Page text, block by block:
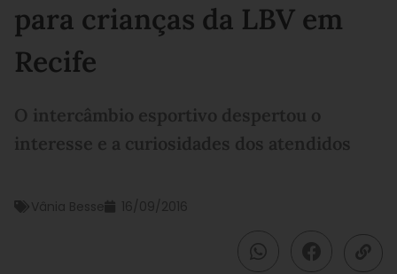
para crianças da LBV em
Recife
O intercâmbio esportivo despertou o
interesse e a curiosidades dos atendidos
Vânia Besse 16/09/2016